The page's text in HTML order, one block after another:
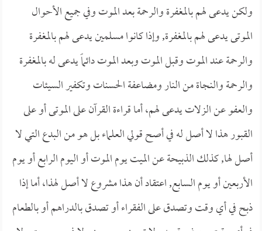
ولكن يدعى لهم بالمغفرة والرحمة بعد الموت وفي جميع الأحوال
الموتى يدعى لهم بالمغفرة, وإذا كانوا مسلمين يدعى لهم بالمغفرة
والرحمة عند الموت وقبل الموت وبعد الموت دائماً يدعى له بالمغفرة
والرحمة والنجاة من النار ومضاعفة الحسنات وتكفير السيئات
والعفو عن الزلات يدعى لهم، أما قراءة القرآن على الموتى أو على
القبور هذا لا أصل له في أصح قولي العلماء بل هو من البدع التي لا
أصل لها, كذلك الذبيحة عن الميت يوم الموت أو اليوم الرابع أو يوم
الأربعين أو يوم السابع, اعتقاد أن هذا مشروع لا أصل لهذا، أما إذا
ذبح في أي وقت وتصدق على الفقراء أو تصدق بالدراهم أو بالطعام